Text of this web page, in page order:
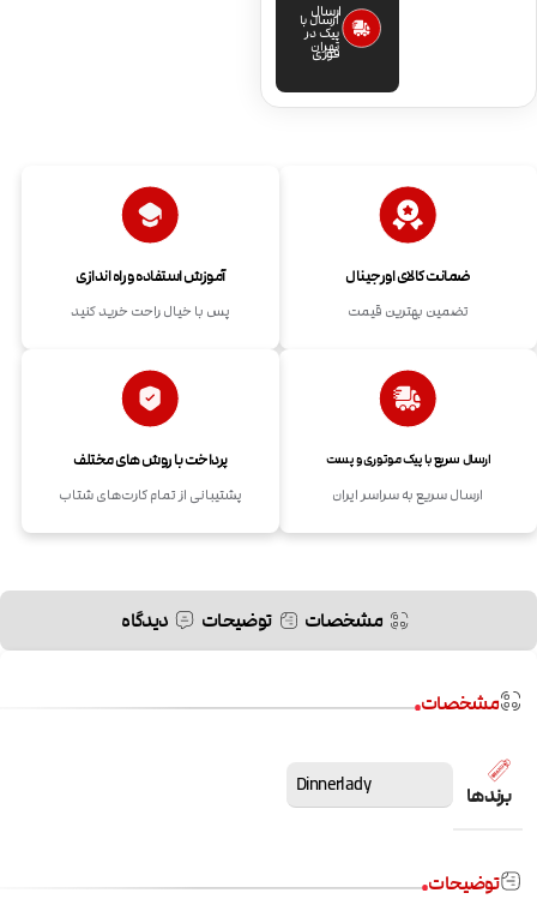
ارسال
فوری
ارسال با
پیک در
تهران
ضمانت کالای اورجینال
تضمین بهترین قیمت
آموزش استفاده و راه اندازی
پس با خیال راحت خرید کنید
ارسال سریع با پیک موتوری و پست
ارسال سریع به سراسر ایران
پرداخت با روش های مختلف
پشتیبانی از تمام کارت‌های شتاب
مشخصات توضیحات دیدگاه
مشخصات
برندها Dinnerlady
توضیحات